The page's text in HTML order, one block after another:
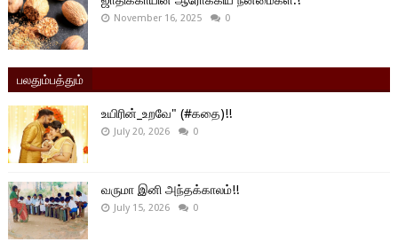
November 16, 2025 0
பலதும்பத்தும்
உயிரின்_உறவே" (#கதை)!!
July 20, 2026 0
வருமா இனி அந்தக்காலம்!!
July 15, 2026 0